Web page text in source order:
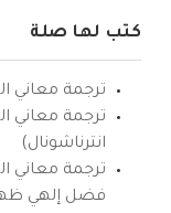
كتب لها صلة
ترجمة معاني
ترجمة معاني
انترناشونال)
ترجمة معاني
فضل إلهي